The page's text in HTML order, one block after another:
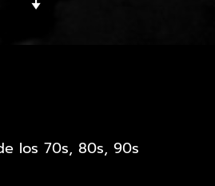
los 70s, 80s, 90s